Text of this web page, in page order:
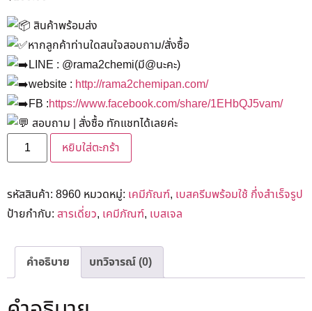
สินค้าพร้อมส่ง
หากลูกค้าท่านใดสนใจสอบถาม/สั่งซื้อ
LINE : @rama2chemi(มี@นะคะ)
website : http://rama2chemipan.com/
FB :https://www.facebook.com/share/1EHbQJ5vam/
สอบถาม | สั่งซื้อ ทักแชทได้เลยค่ะ
หยิบใส่ตะกร้า
รหัสสินค้า: 8960 หมวดหมู่: เคมีภัณฑ์, เบสครีมพร้อมใช้ กึ่งสำเร็จรูป
ป้ายกำกับ: สารเดี่ยว, เคมีภัณฑ์, เบสเจล
คำอธิบาย บทวิจารณ์ (0)